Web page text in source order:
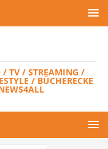
TV / STREAMING /
/ BÜCHERECKE